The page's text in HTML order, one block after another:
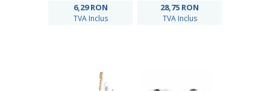
6,29RON
TVA Inclus
28,75 RON
TVA Inclus